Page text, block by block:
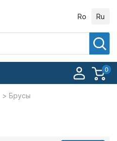
Ro Ru
0
Брусы